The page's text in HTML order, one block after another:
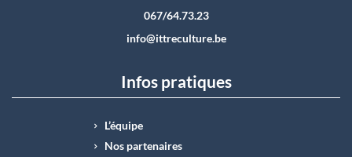
067/64.73.23
info@ittreculture.be
Infos pratiques
L’équipe
Nos partenaires